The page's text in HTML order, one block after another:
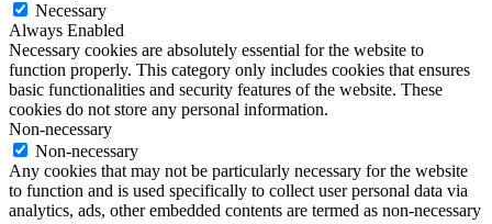
Necessary
Always Enabled
Necessary cookies are absolutely essential for the website to
function properly. This category only includes cookies that ensures
basic functionalities and security features of the website. These
cookies do not store any personal information.
Non-necessary
Non-necessary
Any cookies that may not be particularly necessary for the website
to function and is used specifically to collect user personal data via
analytics, ads, other embedded contents are termed as non-necessary